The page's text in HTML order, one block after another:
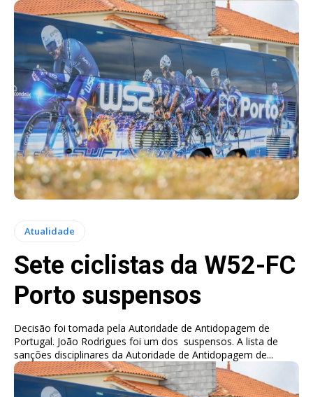
Atualidade
Sete ciclistas da W52-FC
Porto suspensos
Decisão foi tomada pela Autoridade de Antidopagem de
Portugal. João Rodrigues foi um dos suspensos. A lista de
sanções disciplinares da Autoridade de Antidopagem de...